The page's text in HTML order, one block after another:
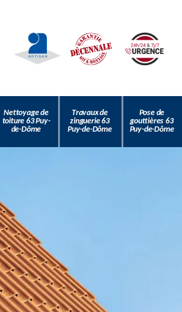
Nettoyage de
toiture 63 Puy-
de-Dôme
Travaux de
zinguerie 63
Puy-de-Dôme
Pose de
gouttières 63
Puy-de-Dôme